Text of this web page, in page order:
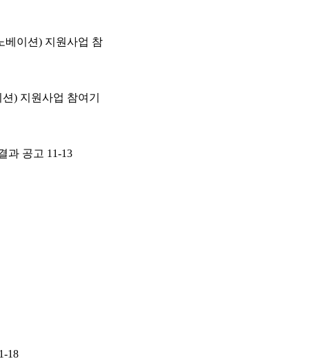
베이션) 지원사업 참
) 지원사업 참여기
과 공고 11-13
18